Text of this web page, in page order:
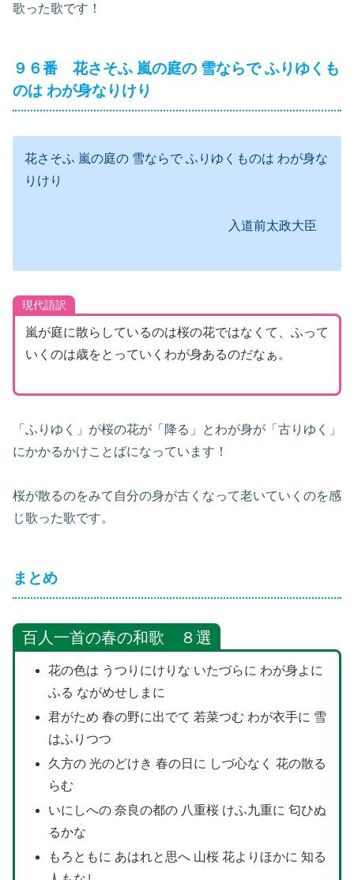
歌った歌です！
９６番 花さそふ 嵐の庭の 雪ならで ふりゆくも
のは わが身なりけり
花さそふ 嵐の庭の 雪ならで ふりゆくものは わが身な
りけり
入道前太政大臣
現代語訳
嵐が庭に散らしているのは桜の花ではなくて、ふって
いくのは歳をとっていくわが身あるのだなぁ。
「ふりゆく」が桜の花が「降る」とわが身が「古りゆく」
にかかるかけことばになっています！
桜が散るのをみて自分の身が古くなって老いていくのを感
じ歌った歌です。
まとめ
百人一首の春の和歌 ８選
花の色は うつりにけりな いたづらに わが身よに
ふる ながめせしまに
君がため 春の野に出でて 若菜つむ わが衣手に 雪
はふりつつ
久方の 光のどけき 春の日に しづ心なく 花の散る
らむ
いにしへの 奈良の都の 八重桜 けふ九重に 匂ひぬ
るかな
もろともに あはれと思へ 山桜 花よりほかに 知る